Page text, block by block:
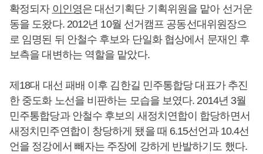
확정되자 이인영은 대선기획단 기획위원을 맡아 선거운
동을 도왔다. 2012년 10월 선거캠프 공동선대위원장으
로 임명된 뒤 안철수 후보와 단일화 협상에서 문재인 후
보측을 대변하는 역할을 맡았다.
제18대 대선 패배 이후 김한길 민주통합당 대표가 추진
한 중도화 노선을 비판하는 모습을 보였다. 2014년 3월
민주통합당과 안철수 후보의 새정치연합이 합당하면서
새정치민주연합이 창당하게 됐을 때 6.15선언과 10.4선
언을 정강에서 빼자는 주장에 강하게 반발하기도 했다.